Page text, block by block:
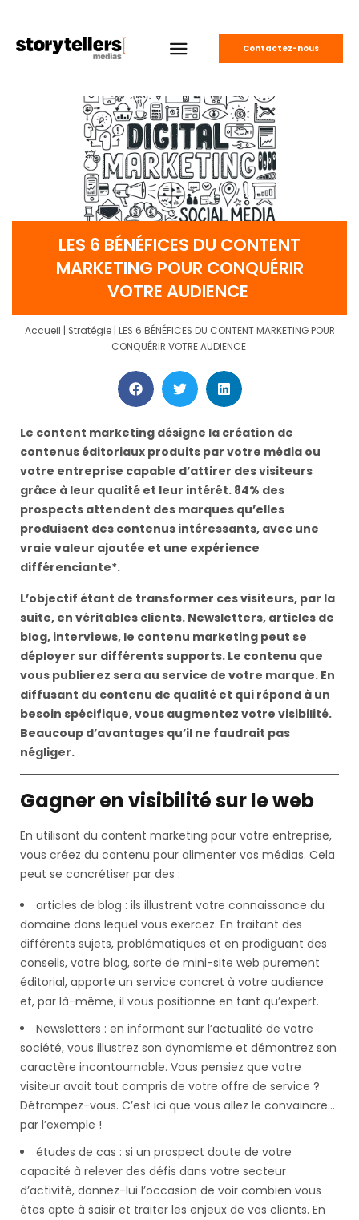
Contactez-nous
LES 6 BÉNÉFICES DU CONTENT
MARKETING POUR CONQUÉRIR
VOTRE AUDIENCE
Accueil Stratégie| LES 6 BÉNÉFICES DU CONTENT MARKETING POUR
CONQUÉRIR VOTRE AUDIENCE
Le content marketing désigne la création de
contenus éditoriaux produits par votre média ou
votre entreprise capable d’attirer des visiteurs
grâce à leur qualité et leur intérêt. 84% des
prospects attendent des marques qu’elles
produisent des contenus intéressants, avec une
vraie valeur ajoutée et une expérience
différenciante*.
L’objectif étant de transformer ces visiteurs, par la
suite, en véritables clients. Newsletters, articles de
blog, interviews, le contenu marketing peut se
déployer sur différents supports. Le contenu que
vous publierez sera au service de votre marque. En
diffusant du contenu de qualité et qui répond à un
besoin spécifique, vous augmentez votre visibilité.
Beaucoup d’avantages qu’il ne faudrait pas
négliger.
Gagner en visibilité sur le web
En utilisant du content marketing pour votre entreprise,
vous créez du contenu pour alimenter vos médias. Cela
peut se concrétiser par des :
articles de blog : ils illustrent votre connaissance du
domaine dans lequel vous exercez. En traitant des
différents sujets, problématiques et en prodiguant des
conseils, votre blog, sorte de mini-site web purement
éditorial, apporte un service concret à votre audience
et, par là-même, il vous positionne en tant qu’expert.
Newsletters : en informant sur l’actualité de votre
société, vous illustrez son dynamisme et démontrez son
caractère incontournable. Vous pensiez que votre
visiteur avait tout compris de votre offre de service ?
Détrompez-vous. C’est ici que vous allez le convaincre…
par l’exemple !
études de cas : si un prospect doute de votre
capacité à relever des défis dans votre secteur
d’activité, donnez-lui l’occasion de voir combien vous
êtes apte à saisir et traiter les enjeux de vos clients. En